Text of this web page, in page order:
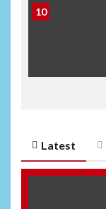
10
Latest